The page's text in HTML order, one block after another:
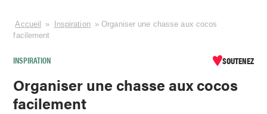
Accueil » Inspiration »Organiser une chasse aux cocos
facilement
INSPIRATION SOUTENEZ
Organiser une chasse aux cocos
facilement